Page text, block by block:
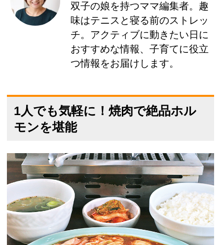
双子の娘を持つママ編集者。趣
味はテニスと寝る前のストレッ
チ。アクティブに動きたい日に
おすすめな情報、子育てに役立
つ情報をお届けします。
1人でも気軽に！焼肉で絶品ホル
モンを堪能